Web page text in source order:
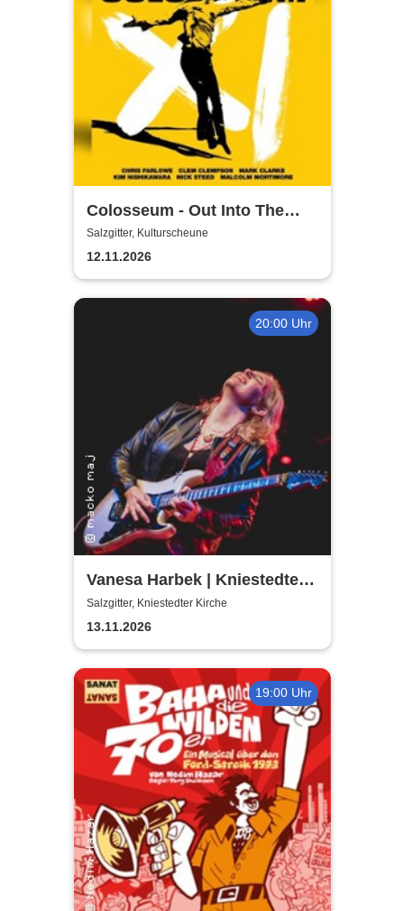
Colosseum - Out Into The
Fields
Salzgitter, Kulturscheune
12.11.2026
20:00 Uhr
Vanesa Harbek | Kniestedter
Kirche
Salzgitter, Kniestedter Kirche
13.11.2026
19:00 Uhr